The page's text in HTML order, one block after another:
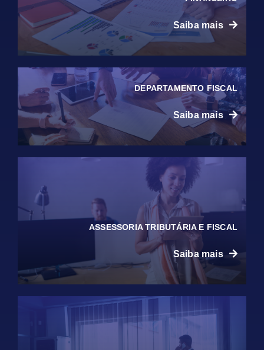
Saiba mais
DEPARTAMENTO FISCAL
Saiba mais
ASSESSORIA TRIBUTÁRIA E FISCAL
Saiba mais